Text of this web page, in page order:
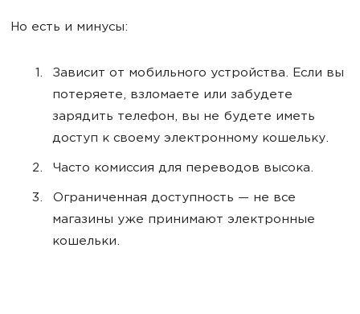
Но есть и минусы:
Зависит от мобильного устройства. Если вы
потеряете, взломаете или забудете
зарядить телефон, вы не будете иметь
доступ к своему электронному кошельку.
Часто комиссия для переводов высока.
Ограниченная доступность — не все
магазины уже принимают электронные
кошельки.